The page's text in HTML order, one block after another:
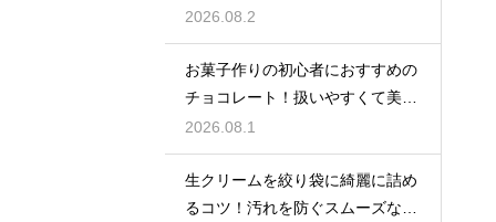
2026.08.2
お菓子作りの初心者におすすめの
チョコレート！扱いやすくて美味
しい種類を紹介
2026.08.1
生クリームを絞り袋に綺麗に詰め
るコツ！汚れを防ぐスムーズな入